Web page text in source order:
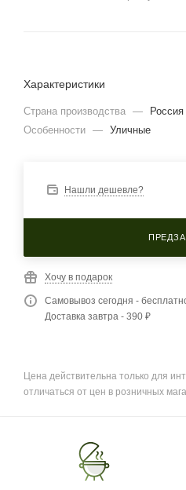
Характеристики
Страна производства —
Россия
Особенности — Уличные
Нашли дешевле?
Хочу в подарок
Самовывоз сегодня -
Доставка завтра - 390 ₽
Цена действительна только для
отличаться от цен в розничных